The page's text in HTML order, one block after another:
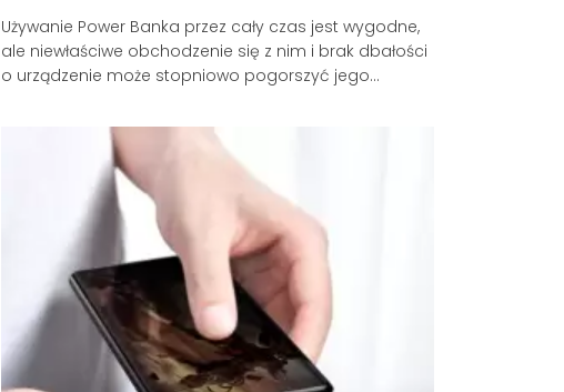
Używanie Power Banka przez cały czas jest wygodne,
ale niewłaściwe obchodzenie się z nim i brak dbałości
o urządzenie może stopniowo pogorszyć jego
zagrożona, jeśli nie jest odpowiednio pielęgnowany.